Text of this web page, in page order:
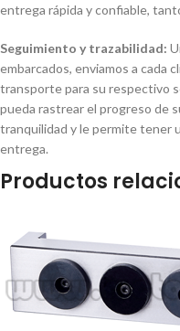
entrega rápida y confiable,
Seguimiento y trazabilidad:
embarcados, enviamos a cada
transporte para su respectivo
pueda rastrear el progreso de
tranquilidad y le permite tener
entrega.
Productos